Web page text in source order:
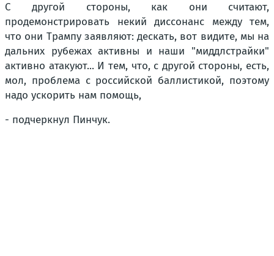
С другой стороны, как они считают,
продемонстрировать некий диссонанс между тем,
что они Трампу заявляют: дескать, вот видите, мы на
дальних рубежах активны и наши "миддлстрайки"
активно атакуют... И тем, что, с другой стороны, есть,
мол, проблема с российской баллистикой, поэтому
надо ускорить нам помощь,
- подчеркнул Пинчук.